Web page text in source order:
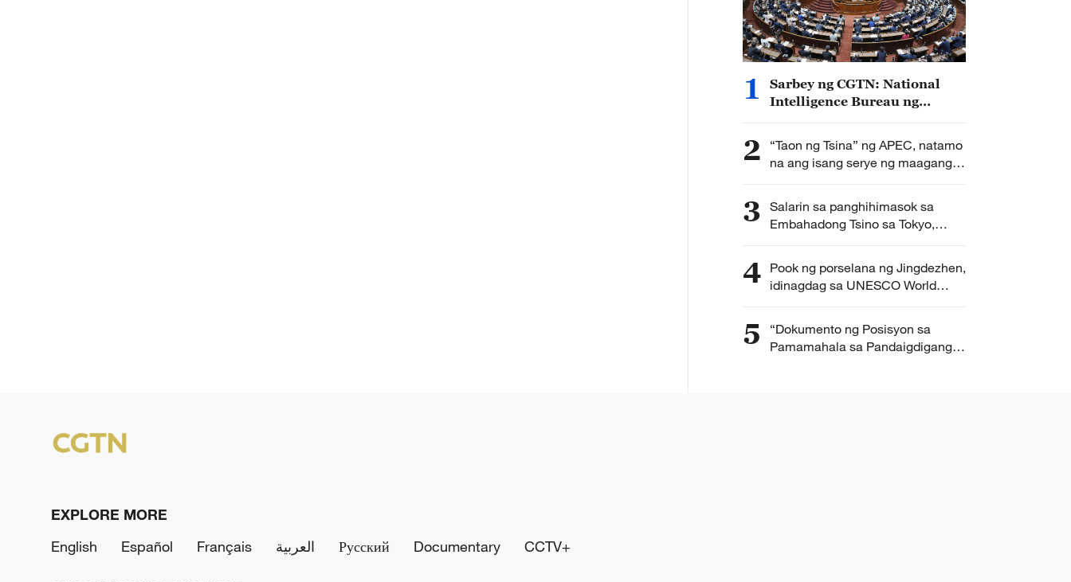
1
Sarbey ng CGTN: National
Intelligence Bureau ng
militarismo, pinabibilis
2
“Taon ng Tsina” ng APEC, natamo
na ang isang serye ng maagang
pag-ani— MOFA
3 Salarin sa panghihimasok sa
Embahadong Tsino sa Tokyo,
kailangang panagutin: paliwanag
4 Pook ng porselana ng Jingdezhen,
idinagdag sa UNESCO World
Heritage List
5
“Dokumento ng Posisyon sa
Pamamahala sa Pandaigdigang
EXPLORE MORE
English
Español Français العربية Русский Documentary CCTV+